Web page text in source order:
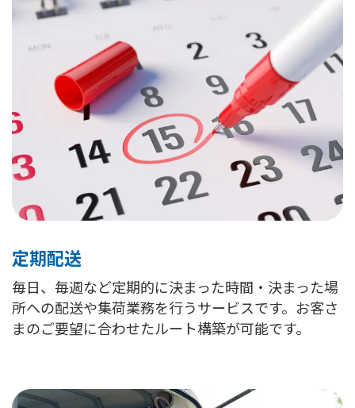
定期配送
毎日、毎週など定期的に決まった時間・決まった場
所への配送や集荷業務を行うサービスです。お客さ
まのご要望に合わせたルート構築が可能です。